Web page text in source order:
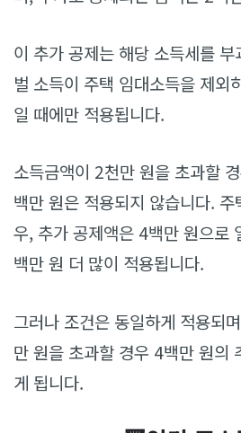
이 추가 공제는 해당 소득세를
벌 소득이 주택 임대소득을 제외
일 때에만 적용됩니다.
소득금액이 2천만 원을 초과할
백만 원은 적용되지 않습니다.
우, 추가 공제액은 4백만 원으로
백만 원 더 많이 적용됩니다.
그러나 조건은 동일하게 적용되
만 원을 초과할 경우 4백만 원의
게 됩니다.